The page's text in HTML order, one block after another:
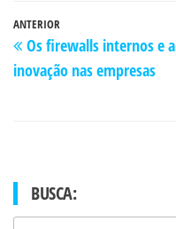
Navegação
de
Post
Post
anterior
ANTERIOR
Os firewalls internos e a
inovação nas empresas
BUSCA: